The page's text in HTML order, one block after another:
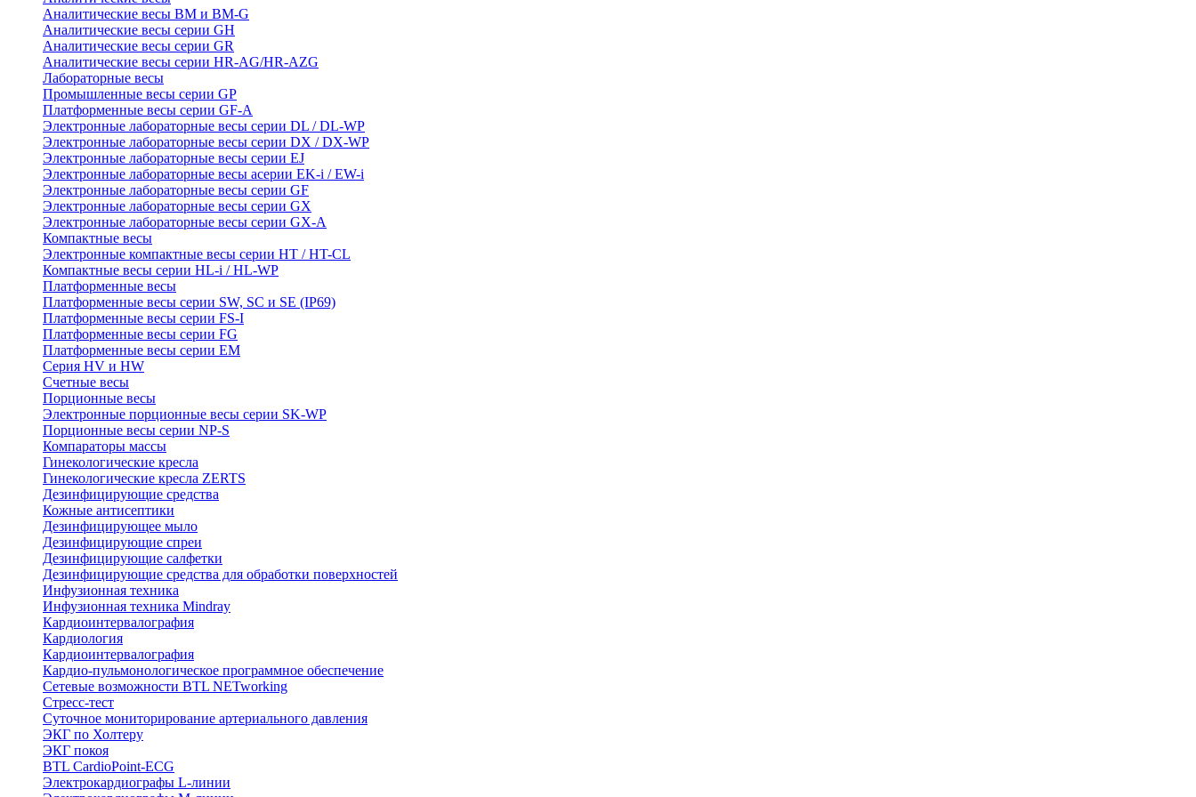
Аналитические весы BM и BM-G
Аналитические весы серии GH
Аналитические весы серии GR
Аналитические весы серии HR-AG/HR-AZG
Лабораторные весы
Промышленные весы серии GP
Платформенные весы серии GF-A
Электронные лабораторные весы серии DL / DL-WP
Электронные лабораторные весы серии DX / DX-WP
Электронные лабораторные весы серии EJ
Электронные лабораторные весы aсерии EK-i / EW-i
Электронные лабораторные весы серии GF
Электронные лабораторные весы серии GX
Электронные лабораторные весы серии GX-A
Компактные весы
Электронные компактные весы серии HT / HT-CL
Компактные весы серии HL-i / HL-WP
Платформенные весы
Платформенные весы серии SW, SC и SE (IP69)
Платформенные весы серии FS-I
Платформенные весы серии FG
Платформенные весы серии EM
Серия HV и HW
Счетные весы
Порционные весы
Электронные порционные весы серии SK-WP
Порционные весы серии NP-S
Компараторы массы
Гинекологические кресла
Гинекологические кресла ZERTS
Дезинфицирующие средства
Кожные антисептики
Дезинфицирующее мыло
Дезинфицирующие спреи
Дезинфицирующие салфетки
Дезинфицирующие средства для обработки поверхностей
Инфузионная техника
Инфузионная техника Mindray
Кардиоинтервалография
Кардиология
Кардиоинтервалография
Кардио-пульмонологическое программное обеспечение
Сетевые возможности BTL NETworking
Стресс-тест
Суточное мониторирование артериального давления
ЭКГ по Холтеру
ЭКГ покоя
BTL CardioPoint-ECG
Электрокардиографы L-линии